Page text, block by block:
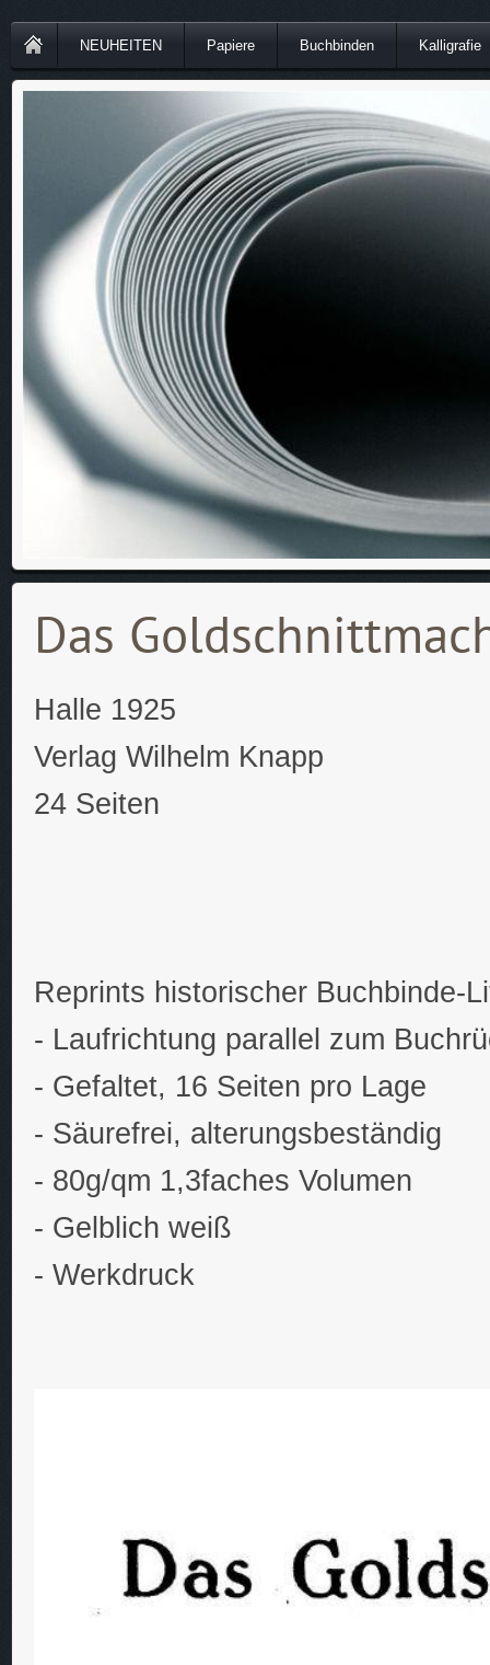
NEUHEITEN Papiere Buchbinden Kalligrafie
Das
Halle 1925
Verlag Wilhelm Knapp
24 Seiten
Reprints historischer Buchbinde-
- Laufrichtung parallel zum
- Gefaltet, 16 Seiten pro Lage
- Säurefrei, alterungsbeständig
- 80g/qm 1,3faches Volumen
- Gelblich weiß
- Werkdruck